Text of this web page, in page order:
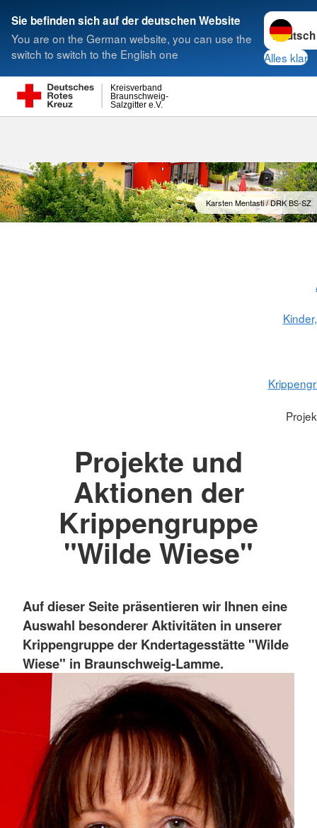
Sie befinden sich auf der deutschen Website
You are on the German website, you can use the
switch to switch to the English one
Sprache
Alles klar
Salzgitter e.V.
Braunschweig-
Kreisverband
Suche
Karsten Mentasti / DRK BS-SZ
Projekte und
Aktionen der
Krippengruppe
"Wilde Wiese"
Auf dieser Seite präsentieren wir Ihnen eine
Auswahl besonderer Aktivitäten in unserer
Krippengruppe der Kndertagesstätte "Wilde
Wiese" in Braunschweig-Lamme.